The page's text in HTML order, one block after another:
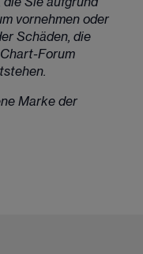
vornehmen oder
Schäden, die
Forum
Marke der